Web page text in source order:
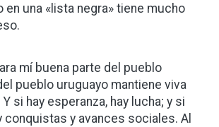
en una «lista negra» tiene mucho
mí buena parte del pueblo
pueblo uruguayo mantiene viva
Y si hay esperanza, hay lucha; y si
conquistas y avances sociales. Al